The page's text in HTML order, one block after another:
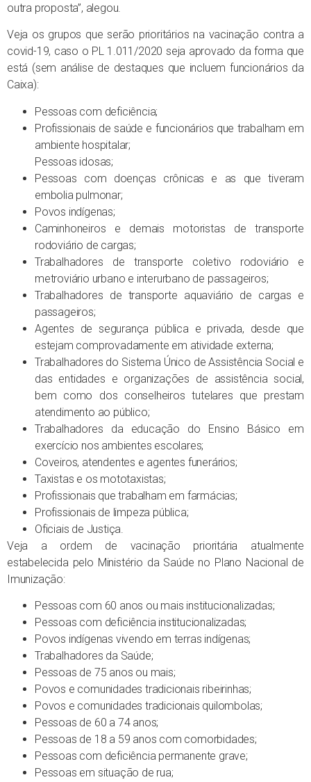
outra proposta”, alegou.
Veja os grupos que serão prioritários na vacinação contra a
covid-19, caso o PL 1.011/2020 seja aprovado da forma que
está (sem análise de destaques que incluem funcionários da
Caixa):
Pessoas com deficiência;
Profissionais de saúde e funcionários que trabalham em
ambiente hospitalar;
Pessoas idosas;
Pessoas com doenças crônicas e as que tiveram
embolia pulmonar;
Povos indígenas;
Caminhoneiros e demais motoristas de transporte
rodoviário de cargas;
Trabalhadores de transporte coletivo rodoviário e
metroviário urbano e interurbano de passageiros;
Trabalhadores de transporte aquaviário de cargas e
passageiros;
Agentes de segurança pública e privada, desde que
estejam comprovadamente em atividade externa;
Trabalhadores do Sistema Único de Assistência Social e
das entidades e organizações de assistência social,
bem como dos conselheiros tutelares que prestam
atendimento ao público;
Trabalhadores da educação do Ensino Básico em
exercício nos ambientes escolares;
Coveiros, atendentes e agentes funerários;
Taxistas e os mototaxistas;
Profissionais que trabalham em farmácias;
Profissionais de limpeza pública;
Oficiais de Justiça.
Veja a ordem de vacinação prioritária atualmente
estabelecida pelo Ministério da Saúde no Plano Nacional de
Imunização:
Pessoas com 60 anos ou mais institucionalizadas;
Pessoas com deficiência institucionalizadas;
Povos indígenas vivendo em terras indígenas;
Trabalhadores da Saúde;
Pessoas de 75 anos ou mais;
Povos e comunidades tradicionais ribeirinhas;
Povos e comunidades tradicionais quilombolas;
Pessoas de 60 a 74 anos;
Pessoas de 18 a 59 anos com comorbidades;
Pessoas com deficiência permanente grave;
Pessoas em situação de rua;